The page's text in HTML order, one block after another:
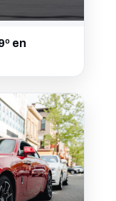
en